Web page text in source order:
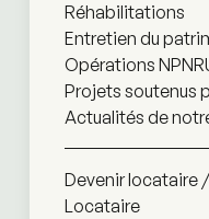
Réhabilitations
Entretien du
Opérations
Projets soutenus
Actualités de
Devenir locataire
Locataire